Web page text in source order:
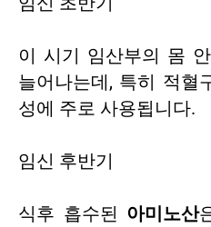
이 시기 임산부의 몸
늘어나는데, 특히 적혈
성에 주로 사용됩니다.
임신 후반기
식후 흡수된 아미노산